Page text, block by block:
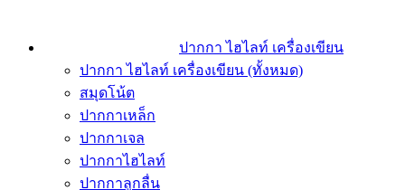
ปากกา ไฮไลท์ เครื่องเขียน
ปากกา ไฮไลท์ เครื่องเขียน (ทั้งหมด)
สมุดโน้ต
ปากกาเหล็ก
ปากกาเจล
ปากกาไฮไลท์
ปากกาลูกลื่น